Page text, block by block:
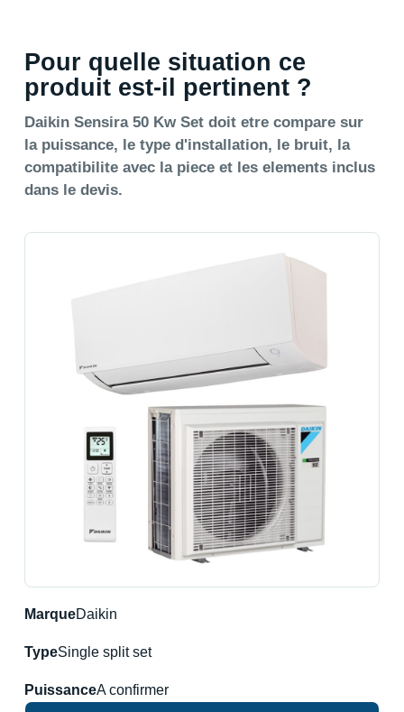
Pour quelle situation ce
produit est-il pertinent ?
Daikin Sensira 50 Kw Set doit etre compare sur
la puissance, le type d'installation, le bruit, la
compatibilite avec la piece et les elements inclus
dans le devis.
MarqueDaikin
TypeSingle split set
PuissanceA confirmer